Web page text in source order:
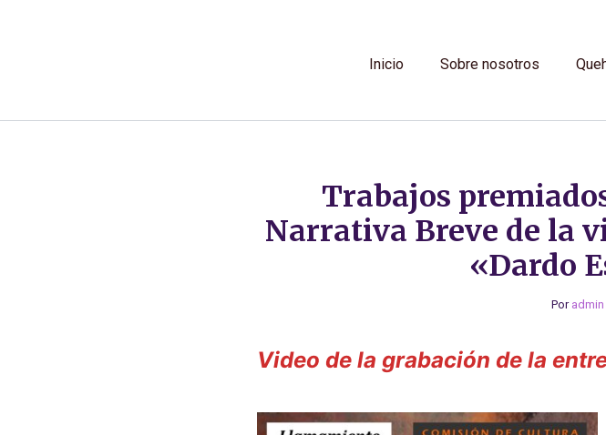
Inicio Sobre nosotros
Trabajos
Narrativa Breve de la
«Dardo
Por admin
Video de la grabación de la